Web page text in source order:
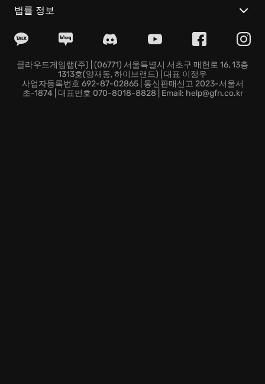
다양한 재미
: 풍부한 스토리와 흥미진진한 퍼즐들이 지루
레고 브릭테일즈의 매력적인 이야기에 푹 빠져, 잊지 못
길 수 있는 특별한 기회를 놓치지 마세요.
법률 정보
클라우드게임랩(주) | (06771) 서울특별시 서초구 매헌로 16, 13층
1313호(양재동, 하이브랜드) | 대표 이정우
사업자등록번호 692-87-02865 | 통신판매신고 2023-서울서
초-1874 | 대표번호 070-8018-8828 | Email: help@gfn.co.kr